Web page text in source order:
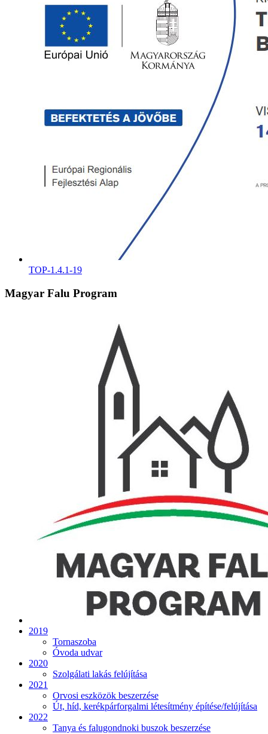
TOP-1.4.1-19
Magyar Falu Program
2019
Tornaszoba
Óvoda udvar
2020
Szolgálati lakás felújítása
2021
Orvosi eszközök beszerzése
Út, híd, kerékpárforgalmi létesítmény építése/felújítása
2022
Tanya és falugondnoki buszok beszerzése